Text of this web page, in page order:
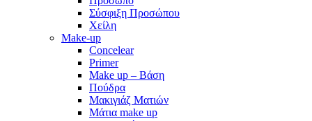
Σύσφιξη Προσώπου
Χείλη
Make-up
Concelear
Primer
Make up – Βάση
Πούδρα
Μακιγιάζ Ματιών
Μάτια make up